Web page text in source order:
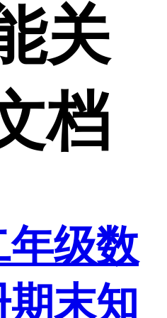
关
档
级数
末知